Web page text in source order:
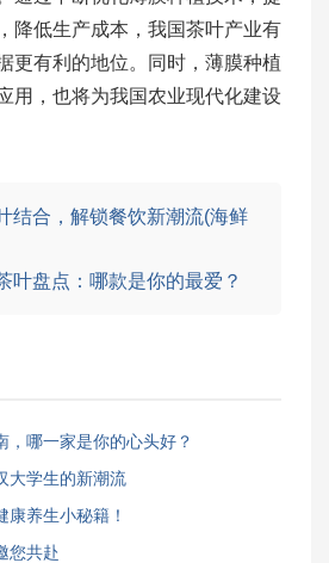
降低生产成本，我国茶叶产业有
更有利的地位。同时，薄膜种植
用，也将为我国农业现代化建设
结合，解锁餐饮新潮流(海鲜
叶盘点：哪款是你的最爱？
，哪一家是你的心头好？
大学生的新潮流
养生小秘籍！
您共赴